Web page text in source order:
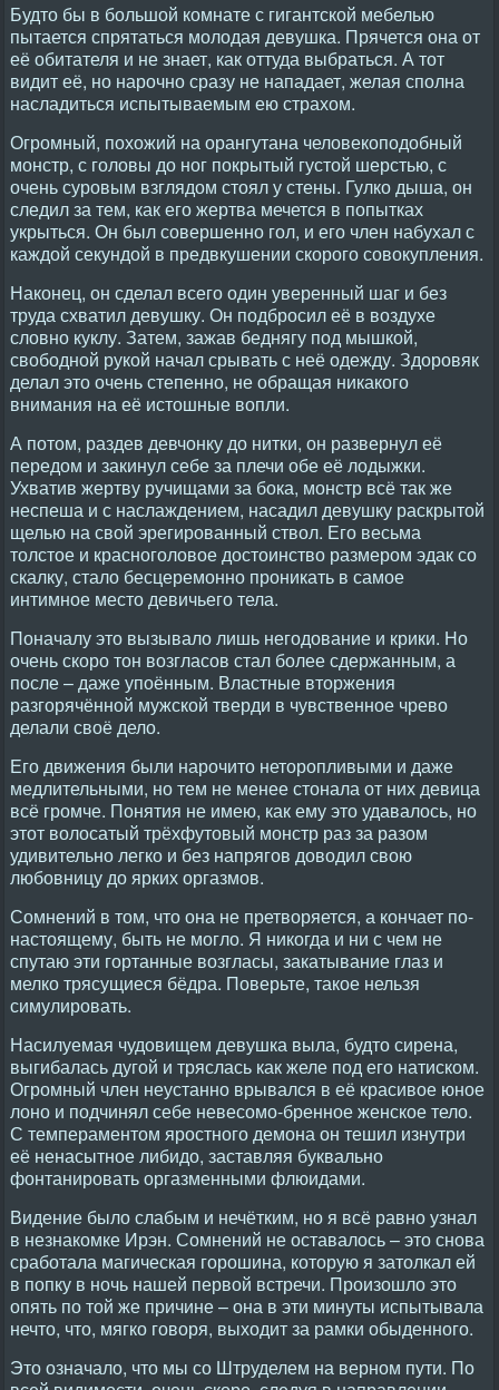
Будто бы в большой комнате с гигантской мебелью
пытается спрятаться молодая девушка. Прячется она от
её обитателя и не знает, как оттуда выбраться. А тот
видит её, но нарочно сразу не нападает, желая сполна
насладиться испытываемым ею страхом.
Огромный, похожий на орангутана человекоподобный
монстр, с головы до ног покрытый густой шерстью, с
очень суровым взглядом стоял у стены. Гулко дыша, он
следил за тем, как его жертва мечется в попытках
укрыться. Он был совершенно гол, и его член набухал с
каждой секундой в предвкушении скорого совокупления.
Наконец, он сделал всего один уверенный шаг и без
труда схватил девушку. Он подбросил её в воздухе
словно куклу. Затем, зажав беднягу под мышкой,
свободной рукой начал срывать с неё одежду. Здоровяк
делал это очень степенно, не обращая никакого
внимания на её истошные вопли.
А потом, раздев девчонку до нитки, он развернул её
передом и закинул себе за плечи обе её лодыжки.
Ухватив жертву ручищами за бока, монстр всё так же
неспеша и с наслаждением, насадил девушку раскрытой
щелью на свой эрегированный ствол. Его весьма
толстое и красноголовое достоинство размером эдак со
скалку, стало бесцеремонно проникать в самое
интимное место девичьего тела.
Поначалу это вызывало лишь негодование и крики. Но
очень скоро тон возгласов стал более сдержанным, а
после – даже упоённым. Властные вторжения
разгорячённой мужской тверди в чувственное чрево
делали своё дело.
Его движения были нарочито неторопливыми и даже
медлительными, но тем не менее стонала от них девица
всё громче. Понятия не имею, как ему это удавалось, но
этот волосатый трёхфутовый монстр раз за разом
удивительно легко и без напрягов доводил свою
любовницу до ярких оргазмов.
Сомнений в том, что она не претворяется, а кончает по-
настоящему, быть не могло. Я никогда и ни с чем не
спутаю эти гортанные возгласы, закатывание глаз и
мелко трясущиеся бёдра. Поверьте, такое нельзя
симулировать.
Насилуемая чудовищем девушка выла, будто сирена,
выгибалась дугой и тряслась как желе под его натиском.
Огромный член неустанно врывался в её красивое юное
лоно и подчинял себе невесомо-бренное женское тело.
С темпераментом яростного демона он тешил изнутри
её ненасытное либидо, заставляя буквально
фонтанировать оргазменными флюидами.
Видение было слабым и нечётким, но я всё равно узнал
в незнакомке Ирэн. Сомнений не оставалось – это снова
сработала магическая горошина, которую я затолкал ей
в попку в ночь нашей первой встречи. Произошло это
опять по той же причине – она в эти минуты испытывала
нечто, что, мягко говоря, выходит за рамки обыденного.
Это означало, что мы со Штруделем на верном пути. По